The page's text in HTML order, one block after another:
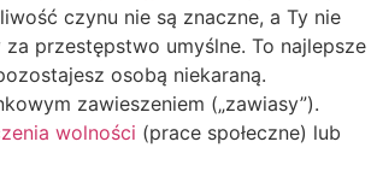
czynu nie są znaczne, a Ty nie
za przestępstwo umyślne. To najlepsze
osobą niekaraną.
zawieszeniem („zawiasy”).
wolności (prace społeczne) lub